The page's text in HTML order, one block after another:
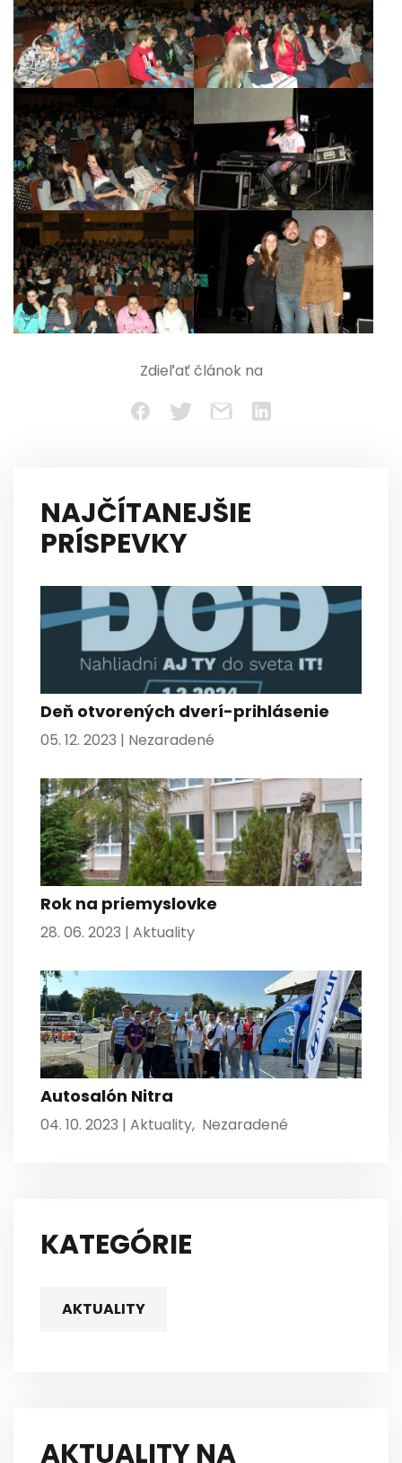
Zdieľať článok na
NAJČÍTANEJŠIE
PRÍSPEVKY
Deň otvorených dverí-prihlásenie
05. 12. 2023 | Nezaradené
Rok na priemyslovke
28. 06. 2023 | Aktuality
Autosalón Nitra
04. 10. 2023 | Aktuality, Nezaradené
KATEGÓRIE
AKTUALITY
AKTUALITY NA